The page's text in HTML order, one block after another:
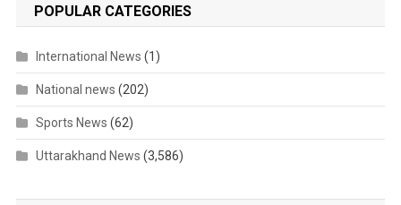
POPULAR CATEGORIES
International News (1)
National news (202)
Sports News (62)
Uttarakhand News (3,586)